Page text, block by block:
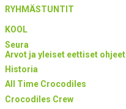
RYHMÄSTUNTIT
KOOL
Seura
Arvot ja yleiset eettiset ohjeet
Historia
All Time Crocodiles
Crocodiles Crew